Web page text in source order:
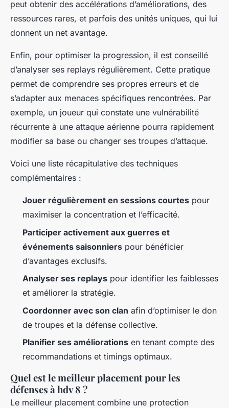
peut obtenir des accélérations d’améliorations, des
ressources rares, et parfois des unités uniques, qui lui
donnent un net avantage.
Enfin, pour optimiser la progression, il est conseillé
d’analyser ses replays régulièrement. Cette pratique
permet de comprendre ses propres erreurs et de
s’adapter aux menaces spécifiques rencontrées. Par
exemple, un joueur qui constate une vulnérabilité
récurrente à une attaque aérienne pourra rapidement
modifier sa base ou changer ses troupes d’attaque.
Voici une liste récapitulative des techniques
complémentaires :
Jouer régulièrement en sessions courtes pour
maximiser la concentration et l’efficacité.
Participer activement aux guerres et
événements saisonniers pour bénéficier
d’avantages exclusifs.
Analyser ses replays pour identifier les faiblesses
et améliorer la stratégie.
Coordonner avec son clan afin d’optimiser le don
de troupes et la défense collective.
Planifier ses améliorations en tenant compte des
recommandations et timings optimaux.
Quel est le meilleur placement pour les
défenses à hdv 8 ?
Le meilleur placement combine une protection